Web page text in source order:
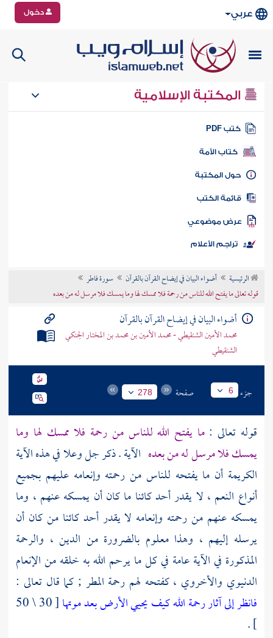
عربي دخول
المكتبة الإسلامية
كتب PDF
كتاب الأمة
المكتبة
الكتب
موضوعي
تراجم الأعلام
الرئيسية أضواء البيان في إيضاح القرآن بالقرآن
سورة فاطر
قوله تعالى ما يفتح الله للناس من رحمة فلا ممسك لها وما يمسك فلا مرسل له من بعده
أضواء البيان في إيضاح القرآن بالقرآن
محمد الأمين الشنقيطي - محمد الأمين بن محمد بن المختار الجنكي
الشنقيطي
جزء 6 صفحة 278
قوله تعالى :ما يفتح الله للناس من رحمة فلا ممسك لها وما
يمسك فلا مرسل له من بعده الآية . ذكر جل وعلا في هذه الآية
الكريمة أن ما يفتحه للناس من رحمته وإنعامه عليهم بجميع
أنواع النعم ، لا يقدر أحد كائنا ما كان أن يمسكه عنهم ، وما
يمسكه عنهم من رحمته وإنعامه لا يقدر أحد كائنا من كان أن
يرسله إليهم ، وهذا معلوم بالضرورة من الدين ، والرحمة
المذكورة في الآية عامة في كل ما يرحم الله به خلقه من الإنعام
الدنيوي والأخروي ، كفتحه لهم رحمة المطر ; كما قال تعالى :
فانظر إلى آثار رحمة الله كيف يحيي الأرض بعد موتها
[ 30 \ 50
] .